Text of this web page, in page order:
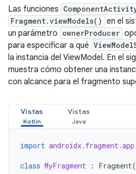
Las funciones
Fragment.viewModels() en el
un parámetro ownerProducer
para especificar a qué
la instancia del ViewModel. En el
muestra cómo obtener una
con alcance para el fragmento
Vistas Vistas
import
class MyFragment : Fragment